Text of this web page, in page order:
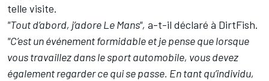
telle visite.
"Tout d’abord, j’adore Le Mans", a-t-il déclaré à DirtFish.
"C’est un événement formidable et je pense que lorsque
vous travaillez dans le sport automobile, vous devez
également regarder ce qui se passe. En tant qu’individu,